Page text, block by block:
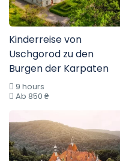
Kinderreise von
Uschgorod zu den
Burgen der Karpaten
9 hours
Ab 850 ₴